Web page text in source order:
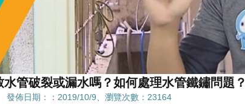
管破裂或漏水嗎？如何處理水管鐵鏽問題？
發佈日期：：2019/10/9、瀏覽次數：23164